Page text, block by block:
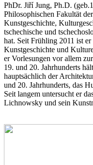
PhDr. Jiří Jung, Ph.D.
Philosophischen Fakultät
Kunstgeschichte,
tschechische und
hat. Seit Frühling 2011 ist
Kunstgeschichte und
er Vorlesungen vor allem
19. und 20. Jahrhunderts
hauptsächlich der
und 20. Jahrhunderts, das
Seit langem untersucht er
Lichnowsky und sein